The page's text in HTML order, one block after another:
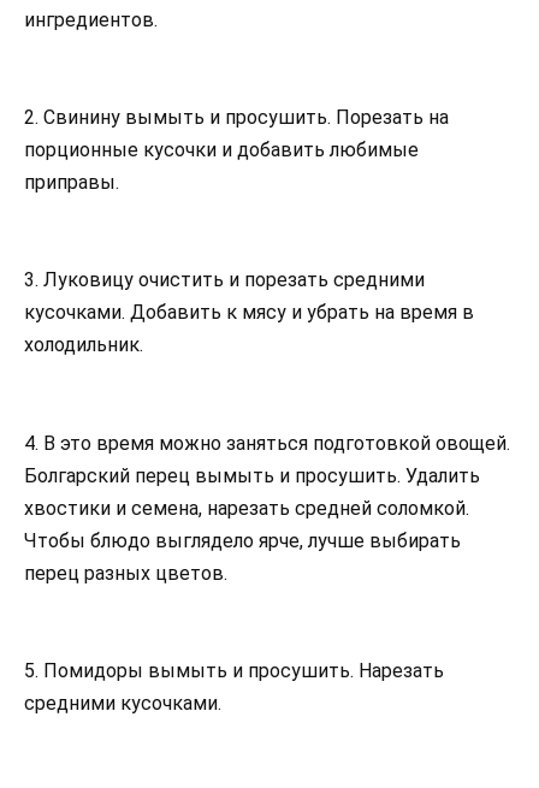
ингредиентов.
2. Свинину вымыть и просушить. Порезать на
порционные кусочки и добавить любимые
приправы.
3. Луковицу очистить и порезать средними
кусочками. Добавить к мясу и убрать на время в
холодильник.
4. В это время можно заняться подготовкой овощей.
Болгарский перец вымыть и просушить. Удалить
хвостики и семена, нарезать средней соломкой.
Чтобы блюдо выглядело ярче, лучше выбирать
перец разных цветов.
5. Помидоры вымыть и просушить. Нарезать
средними кусочками.